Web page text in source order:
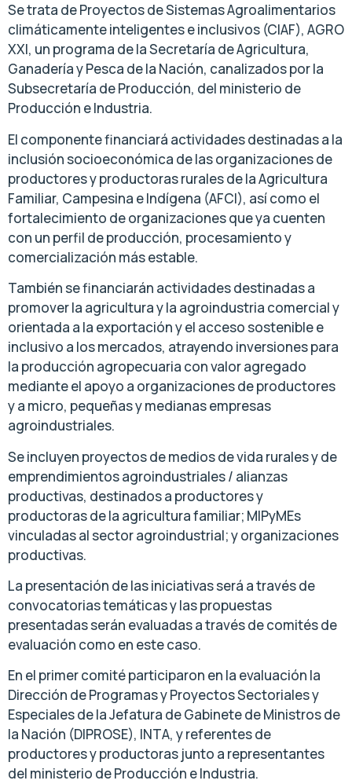
Se trata de Proyectos de Sistemas Agroalimentarios
climáticamente inteligentes e inclusivos (CIAF), AGRO
XXI, un programa de la Secretaría de Agricultura,
Ganadería y Pesca de la Nación, canalizados por la
Subsecretaría de Producción, del ministerio de
Producción e Industria.
El componente financiará actividades destinadas a la
inclusión socioeconómica de las organizaciones de
productores y productoras rurales de la Agricultura
Familiar, Campesina e Indígena (AFCI), así como el
fortalecimiento de organizaciones que ya cuenten
con un perfil de producción, procesamiento y
comercialización más estable.
También se financiarán actividades destinadas a
promover la agricultura y la agroindustria comercial y
orientada a la exportación y el acceso sostenible e
inclusivo a los mercados, atrayendo inversiones para
la producción agropecuaria con valor agregado
mediante el apoyo a organizaciones de productores
y a micro, pequeñas y medianas empresas
agroindustriales.
Se incluyen proyectos de medios de vida rurales y de
emprendimientos agroindustriales / alianzas
productivas, destinados a productores y
productoras de la agricultura familiar; MIPyMEs
vinculadas al sector agroindustrial; y organizaciones
productivas.
La presentación de las iniciativas será a través de
convocatorias temáticas y las propuestas
presentadas serán evaluadas a través de comités de
evaluación como en este caso.
En el primer comité participaron en la evaluación la
Dirección de Programas y Proyectos Sectoriales y
Especiales de la Jefatura de Gabinete de Ministros de
la Nación (DIPROSE), INTA, y referentes de
productores y productoras junto a representantes
del ministerio de Producción e Industria.